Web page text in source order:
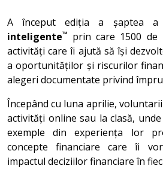
A început ediția a șaptea a
inteligente™ prin care 1500 de
activități care îi ajută să își
a oportunităților și riscurilor
alegeri documentate privind
Începând cu luna aprilie,
activități online sau la clasă,
exemple din experiența lor
concepte financiare care îi
impactul deciziilor financiare în